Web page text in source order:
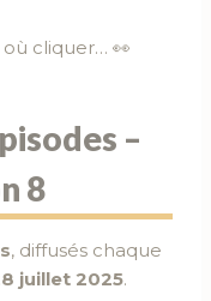
où cliquer… 👀
–
8
, diffusés chaque
juillet 2025.